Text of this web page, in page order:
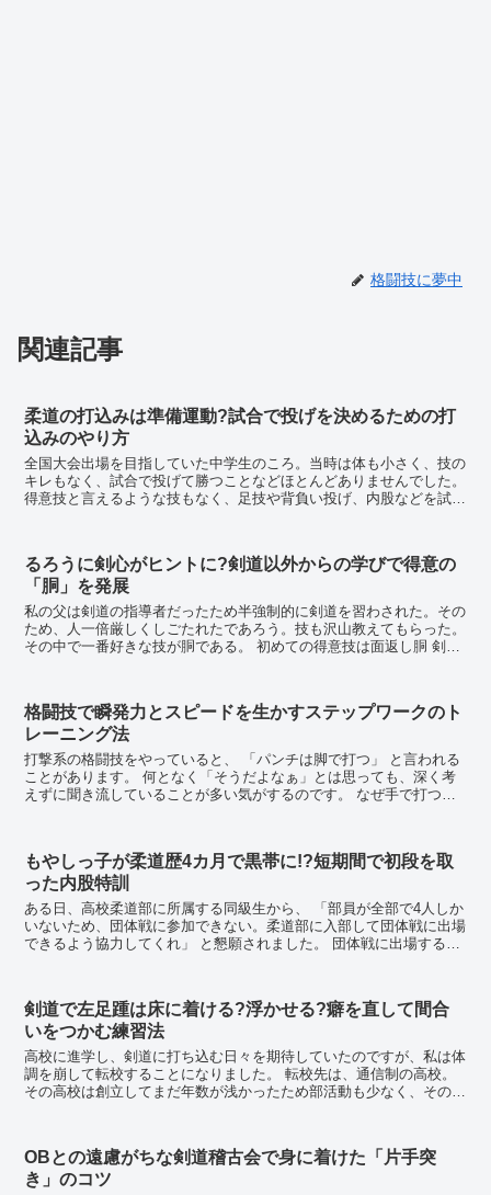
格闘技に夢中
関連記事
柔道の打込みは準備運動?試合で投げを決めるための打
込みのやり方
全国大会出場を目指していた中学生のころ。当時は体も小さく、技の
キレもなく、試合で投げて勝つことなどほとんどありませんでした。
得意技と言えるような技もなく、足技や背負い投げ、内股などを試合
るろうに剣心がヒントに?剣道以外からの学びで得意の
「胴」を発展
私の父は剣道の指導者だったため半強制的に剣道を習わされた。その
ため、人一倍厳しくしごたれたであろう。技も沢山教えてもらった。
その中で一番好きな技が胴である。 初めての得意技は面返し胴 剣道
格闘技で瞬発力とスピードを生かすステップワークのト
レーニング法
打撃系の格闘技をやっていると、 「パンチは脚で打つ」 と言われる
ことがあります。 何となく「そうだよなぁ」とは思っても、深く考
えずに聞き流していることが多い気がするのです。 なぜ手で打つパ
もやしっ子が柔道歴4カ月で黒帯に!?短期間で初段を取
った内股特訓
ある日、高校柔道部に所属する同級生から、 「部員が全部で4人しか
いないため、団体戦に参加できない。柔道部に入部して団体戦に出場
できるよう協力してくれ」 と懇願されました。 団体戦に出場するた
剣道で左足踵は床に着ける?浮かせる?癖を直して間合
いをつかむ練習法
高校に進学し、剣道に打ち込む日々を期待していたのですが、私は体
調を崩して転校することになりました。 転校先は、通信制の高校。
その高校は創立してまだ年数が浅かったため部活動も少なく、その中
OBとの遠慮がちな剣道稽古会で身に着けた「片手突
き」のコツ